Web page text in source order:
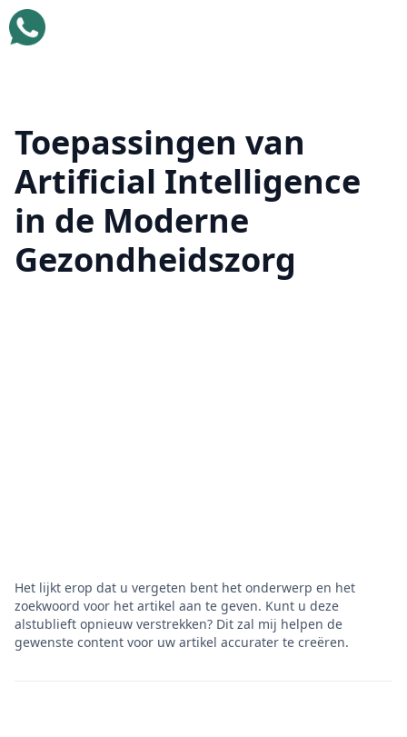
Toepassingen van
Artificial Intelligence
in de Moderne
Gezondheidszorg
Het lijkt erop dat u vergeten bent het onderwerp en het
zoekwoord voor het artikel aan te geven. Kunt u deze
alstublieft opnieuw verstrekken? Dit zal mij helpen de
gewenste content voor uw artikel accurater te creëren.